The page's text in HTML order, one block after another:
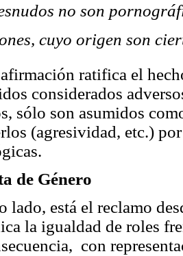
no son
cuyo origen son
ratifica el
considerados
sólo son asumidos
(agresividad, etc.)
de Género
lado, está el reclamo
la igualdad de roles
con